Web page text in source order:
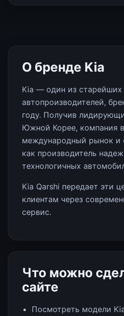
О бренде Kia
Kia — один из старейших
автопроизводителей,
году. Получив
Южной Корее, компания
международный рынок и
как производитель
технологичных
Kia Qarshi передает эти
клиентам через
сервис.
Что можно
сайте
Посмотреть модели